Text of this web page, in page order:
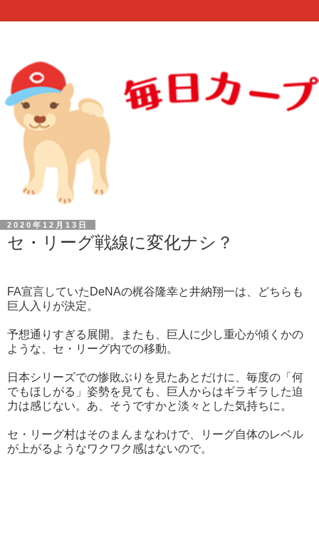
2020年12月13日
セ・リーグ戦線に変化ナシ？
FA宣言していたDeNAの梶谷隆幸と井納翔一は、どちらも
巨人入りが決定。
予想通りすぎる展開。またも、巨人に少し重心が傾くかの
ような、セ・リーグ内での移動。
日本シリーズでの惨敗ぶりを見たあとだけに、毎度の「何
でもほしがる」姿勢を見ても、巨人からはギラギラした迫
力は感じない。あ、そうですかと淡々とした気持ちに。
セ・リーグ村はそのまんまなわけで、リーグ自体のレベル
が上がるようなワクワク感はないので。